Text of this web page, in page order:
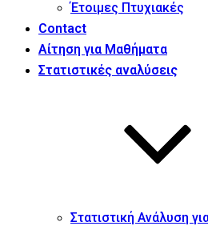
Έτοιμες Πτυχιακές
Contact
Αίτηση για Μαθήματα
Στατιστικές αναλύσεις
Στατιστική Ανάλυση